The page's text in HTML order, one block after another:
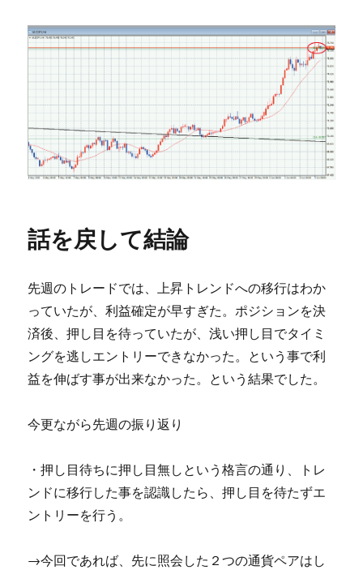
話を戻して結論
先週のトレードでは、上昇トレンドへの移行はわか
っていたが、利益確定が早すぎた。ポジションを決
済後、押し目を待っていたが、浅い押し目でタイミ
ングを逃しエントリーできなかった。という事で利
益を伸ばす事が出来なかった。という結果でした。
今更ながら先週の振り返り
・押し目待ちに押し目無しという格言の通り、トレ
ンドに移行した事を認識したら、押し目を待たずエ
ントリーを行う。
→今回であれば、先に照会した２つの通貨ペアはし